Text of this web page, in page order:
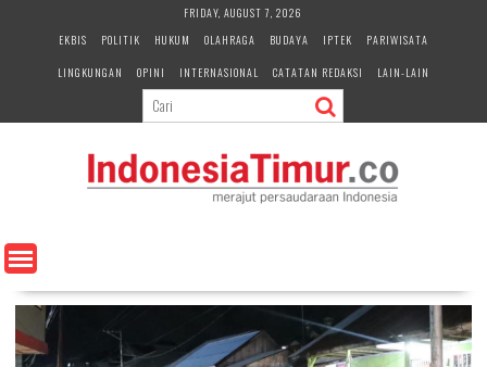
e
n
FRIDAY, AUGUST 7, 2026
EKBIS
POLITIK HUKUM OLAHRAGA BUDAYA IPTEK
PARIWISATA
LINGKUNGAN
OPINI INTERNASIONAL CATATAN REDAKSI LAIN-LAIN